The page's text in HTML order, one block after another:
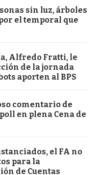
sin luz, árboles
el temporal que
Alfredo Fratti, le
de la jornada
aporten al BPS
comentario de
en plena Cena de
el FA no
para la
de Cuentas